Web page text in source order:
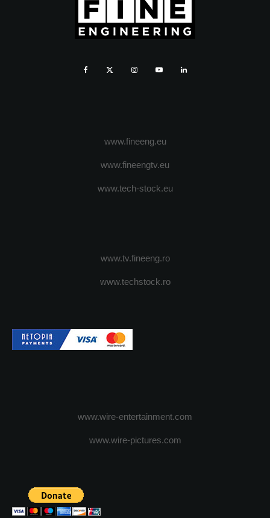
www.fineeng.eu
www.fineengtv.eu
www.tech-stock.eu
www.tv.fineeng.ro
www.techstock.ro
www.wire-entertainment.com
www.wire-pictures.com